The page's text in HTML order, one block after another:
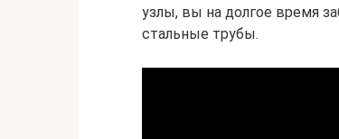
узлы, вы на долгое время
стальные трубы.